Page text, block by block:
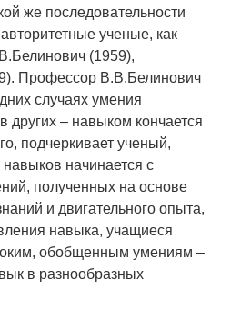
же последова­тельности
ученые, как
(1959),
Профессор В.В.Белинович
случаях умения
других – навыком кончается
подчеркивает уче­ный,
начинается с
полученных на ос­нове
и двигательного опыта,
навыка, учащи­еся
обобщенным умениям –
в разно­образных